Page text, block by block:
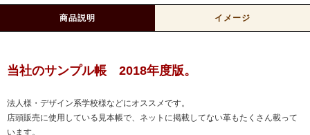
商品説明 イメージ
当社のサンプル帳 2018年度版。
法人様・デザイン系学校様などにオススメです。
店頭販売に使用している見本帳で、ネットに掲載してない革もたくさん載って
います。